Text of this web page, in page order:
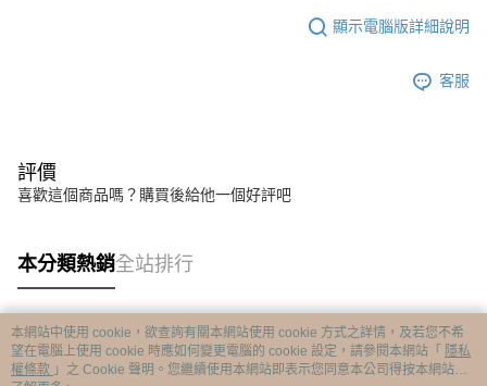
顯示電腦版詳細說明
客服
評價
喜歡這個商品嗎？購買後給他一個好評吧
本分類熱銷全站排行
熱門標籤
本網站中使用 cookie，欲查詢有關本網站使用 cookie 方式之詳情，及若您不希
望在電腦上使用 cookie 時應如何變更電腦的 cookie 設定，請參閱本網站「 隱私
權條款 」之 Cookie 聲明。您繼續使用本網站即表示您同意本公司得按本網站使